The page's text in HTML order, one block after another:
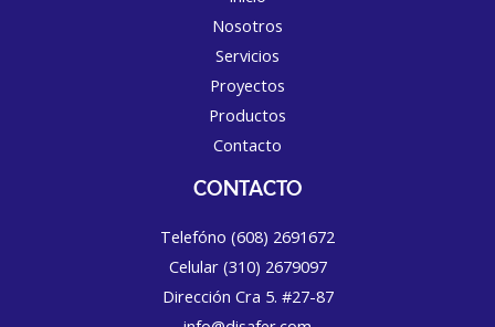
Nosotros
Servicios
Proyectos
Productos
Contacto
CONTACTO
Telefóno (608) 2691672
Celular (310) 2679097
Dirección Cra 5. #27-87